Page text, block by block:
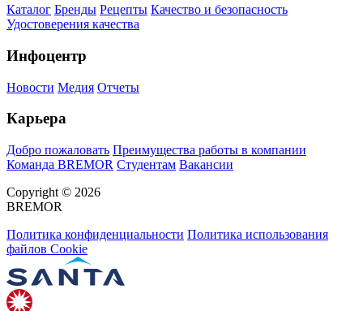
Каталог Бренды Рецепты Качество и безопасность
Удостоверения качества
Инфоцентр
Новости Медия Отчеты
Карьера
Добро пожаловать Преимущества работы в компании
Команда BREMOR Студентам Вакансии
Copyright © 2026
BREMOR
Политика конфиденциальности Политика использования
файлов Cookie